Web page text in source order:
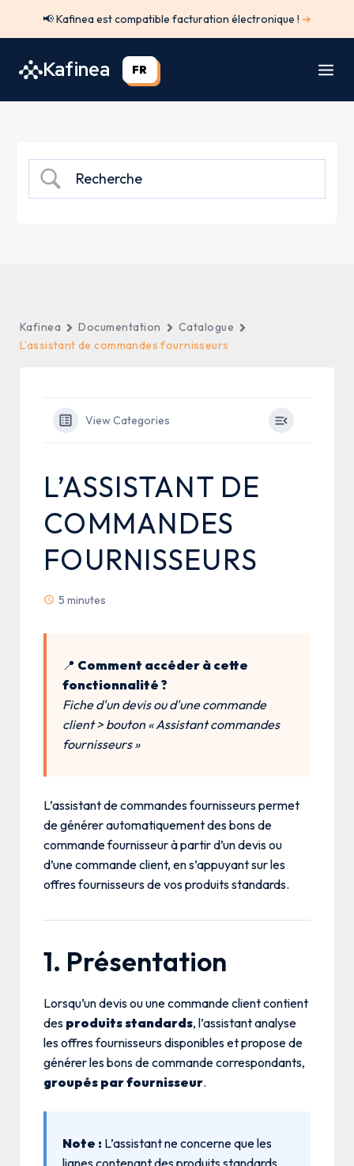
📢 Kafinea est compatible facturation électronique ! ➔
Kafinea FR
Kafinea Documentation
Catalogue
L’assistant de commandes fournisseurs
View Categories
L’ASSISTANT DE
COMMANDES
FOURNISSEURS
5 minutes
📍 Comment accéder à cette
fonctionnalité ?
Fiche d'un devis ou d'une commande
client > bouton « Assistant commandes
fournisseurs »
L’assistant de commandes fournisseurs permet
de générer automatiquement des bons de
commande fournisseur à partir d’un devis ou
d’une commande client, en s’appuyant sur les
offres fournisseurs de vos produits standards.
1. Présentation
Lorsqu’un devis ou une commande client contient
des produits standards, l’assistant analyse
les offres fournisseurs disponibles et propose de
générer les bons de commande correspondants,
groupés par fournisseur.
Note : L’assistant ne concerne que les
lignes contenant des produits standards.